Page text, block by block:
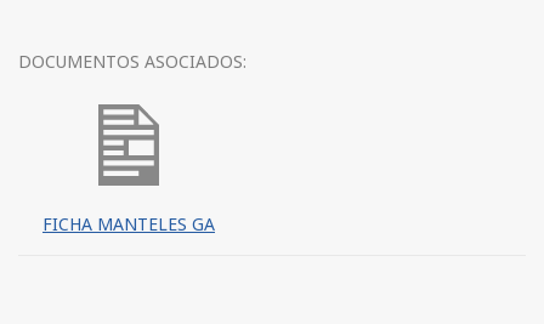
DOCUMENTOS ASOCIADOS:
FICHA MANTELES GA